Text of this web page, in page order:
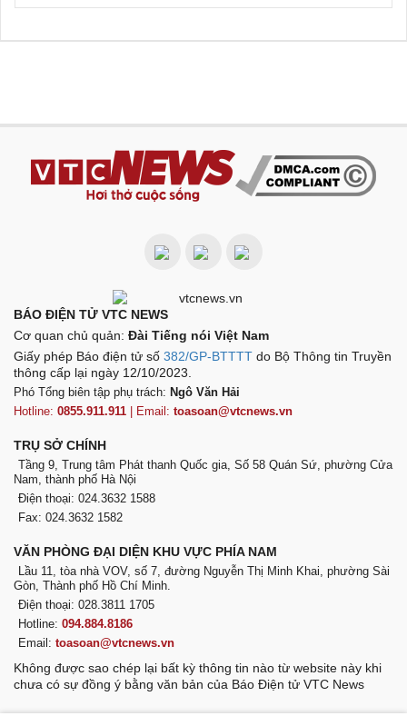
BÁO ĐIỆN TỬ VTC NEWS
Cơ quan chủ quản: Đài Tiếng nói Việt Nam
Giấy phép Báo điện tử số 382/GP-BTTTT do Bộ Thông tin Truyền
thông cấp lại ngày 12/10/2023.
Phó Tổng biên tập phụ trách: Ngô Văn Hải
Hotline: 0855.911.911 | Email: toasoan@vtcnews.vn
TRỤ SỞ CHÍNH
Tầng 9, Trung tâm Phát thanh Quốc gia, Số 58 Quán Sứ, phường Cửa
Nam, thành phố Hà Nội
Điện thoại: 024.3632 1588
Fax: 024.3632 1582
VĂN PHÒNG ĐẠI DIỆN KHU VỰC PHÍA NAM
Lầu 11, tòa nhà VOV, số 7, đường Nguyễn Thị Minh Khai, phường Sài
Gòn, Thành phố Hồ Chí Minh.
Điện thoại: 028.3811 1705
Hotline: 094.884.8186
Email: toasoan@vtcnews.vn
Không được sao chép lại bất kỳ thông tin nào từ website này khi
chưa có sự đồng ý bằng văn bản của Báo Điện tử VTC News